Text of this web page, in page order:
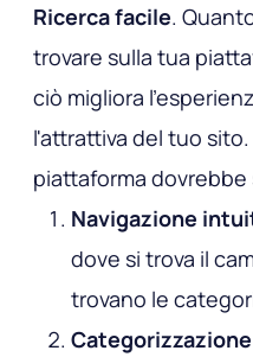
Ricerca facile.
trovare sulla tua
ciò migliora
l'attrattiva del tuo
piattaforma
Navigazione
dove si trova il
trovano le